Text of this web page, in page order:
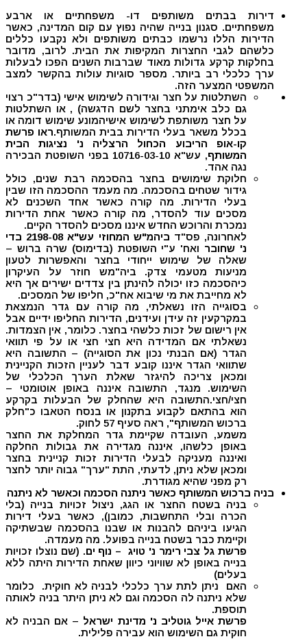
דירות בבתים משותפים דו- משפחתיים או ארבע
משפחתיים. סגנון בנייה שהיה נפוץ עם קום המדינה, כאשר
הדירות הללו נרשמו כבתים משותפים ולא נקבעו כללים
כלשהם לגבי החצרות המקיפות את הבית. לרוב, מדובר
בחלקות קרקע גדולות מאוד שברבות השנים הפכו לבעלות
ערך כלכלי רב ביותר. מספר סוגיות עולות בהקשר למצב
המשפטי המצער הזה.
השתלטות על חצר וגידורה לשימוש אישי (בדר"כ רצוי
גם כלב אימתני בחצר לשם הדגשה) , או השתלטות
על חצר משותפת לשימוש אישיהמונע שימוש דומה או
בכלל משאר בעלי הדירות בבית המשותף.ראו פרשת
קו-אופ הריבוע הכחול הרצליה נ' נציגות הבית
המשותף
, עש"א 10716-03-10 בפני השופטת הבכירה
נגה אהד.
חלוקת שימושים בחצר בהסכמה רבת שנים, כולל
גידור שטחים בהסכמה. מה מעמד ההסכמה הזו שבין
בעלי הדירות. מה קורה כאשר אחד השכנים לא
מסכים עוד להסדר, מה קורה כאשר אחת הדירות
נמכרת והרוכש החדש איננו מסכים להסדר הקיים.
לאחרונה, פס"ד
ביהמ"ש המחוזי עש"א 2198-08 בדי
נ' שחובר ואח' ע"י השופטת (בדימוס) שרה ברוש –
שאלה של שימוש ייחודי בחצר והאפשרות לטעון
מניעות מטעמי צדק. ביה"מש חוזר על העיקרון
כיהסכמה כזו יכולה להינתן בין צדדים ישירים אך היא
לא מחייבת את מי שיבוא אח"כ, חליפו של המסכים.
בסוגייה הזו נשאלתי, מה קורה עם גדר הנמצאת
במקרקעין זה עידן ועידנים, הדירות החליפו ידיים אבל
אין רישום של זכות כלשהי בחצר. כלומר, אין הצמדות.
נשאלתי אם המדידה היא חצי חצי או על פי תוואי
הגדר (אם הבנתי נכון את הסוגייה) – התשובה היא
שתוואי הגדר איננו קובע דבר לעניין הזכות הקניינית
ומכאן צריכה להיגזר שאלת הערך הכלכלי של
השימוש. מנגד, התשובה איננה באופן אוטומטי –
חצי/חצי.התשובה היא שהחלק של הבעלות בקרקע
הוא בהתאם לקבוע בתקנון או בנסח הטאבו כ"חלק
ברכוש המשותף", ראה סעיף 57 לחוק.
משמע, העובדה שקיימת גדר המחלקת את החצר
באופן כלשהו, איננה מגדירה את גבולות החלקה
ואיננה מעניקה לבעלי הדירות זכות קניינית בחצר
ומכאן שלא ניתן, לדעתי, התת "ערך" גבוה יותר לחצר
רק מפני שהיא מגודרת.
בניה ברכוש המשותף כאשר ניתנה הסכמה וכאשר לא ניתנה
בניה בשטח החצר או הגג, ניצול זכויות בנייה (בלי
הכרה ובלי התחשבות, כמובן), כאשר בעלי דירות
הגיעו ביניהם להבנות או שבנו בהסכמה שבשתיקה
וקיימת כבר בשטח בנייה בפועל. מה מעמדה.
פרשת גל צבי רימר נ' טויג – נוף ים. (שם נוצלו זכויות
בנייה באופן לא שוויוני כיוון שאחת הדירות היתה ללא
בעלים)
האם ניתן לתת ערך כלכלי לבניה לא חוקית. כלומר
שלא ניתנה לה הסכמה וגם לא ניתן היתר בניה לאותה
תוספת.
פרשת אייל גוטליב נ' מדינת ישראל – אם הבניה לא
חוקית גם השימוש הוא עבירה פלילית.